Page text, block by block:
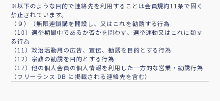
※以下のような目的で連絡先を利用することは会員規約11条で固く
禁止されています。
（９）（無限連鎖講を開設し、又はこれを勧誘する行為
（10）選挙期間中であるか否かを問わず、選挙運動又はこれに類す
る行為
（11）政治活動用の広告、宣伝、勧誘を目的とする行為
（12）宗教の勧誘を目的とする行為
（17）他の個人会員の個人情報を利用した一方的な営業・勧誘行為
（フリーランス DB に掲載される連絡先を含む）